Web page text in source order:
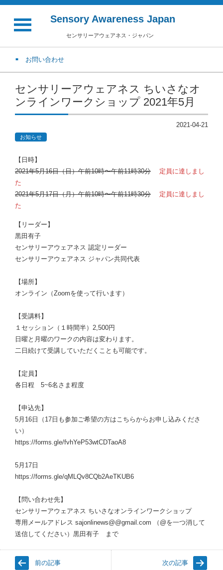
Sensory Awareness Japan
センサリーアウェアネス・ジャパン
お問い合わせ
センサリーアウェアネス ちいさなオ
ンラインワークショップ 2021年5月
2021-04-21
お知らせ
【日時】
2021年5月16日（日）午前10時〜午前11時30分
定員に達しまし
た
2021年5月17日（月）午前10時〜午前11時30分
定員に達しまし
た
【リーダー】
黒田有子
センサリーアウェアネス 認定リーダー
センサリーアウェアネス ジャパン共同代表
【場所】
オンライン（Zoomを使って行います）
【受講料】
１セッション（１時間半）2,500円
日曜と月曜のワークの内容は変わります。
二日続けて受講していただくことも可能です。
【定員】
各日程 5~6名さま程度
【申込先】
5月16日（17日も参加ご希望の方はこちらからお申し込みくださ
い）
https://forms.gle/fvhYeP53wtCDTaoA8
5月17日
https://forms.gle/qMLQv8CQb2AeTKUB6
【問い合わせ先】
センサリーアウェアネス ちいさなオンラインワークショップ
専用メールアドレス sajonlinews@@gmail.com （@を一つ消して
送信してください）黒田有子 まで
前の記事 次の記事